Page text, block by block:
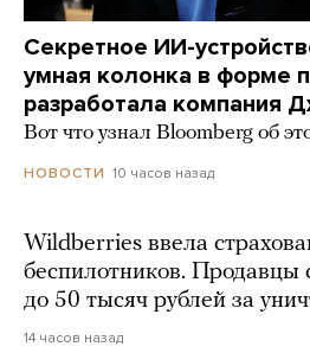
Секретное ИИ-
умная колонка в форме
разработала компания
Вот что узнал Bloomberg об
НОВОСТИ 10 часов назад
Wildberries ввела
беспилотников. Продавцы
до 50 тысяч рублей за
14 часов назад